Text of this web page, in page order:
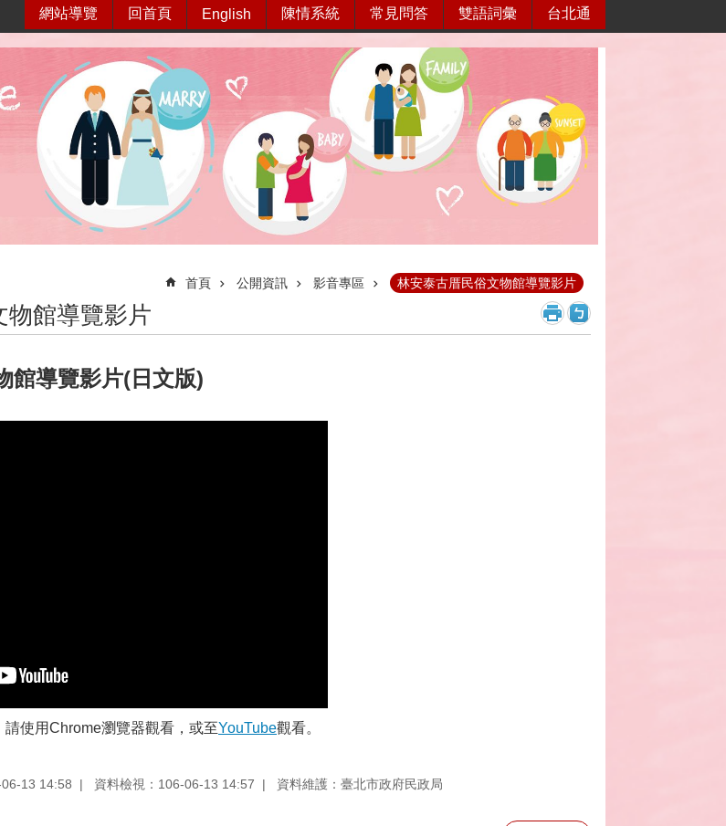
網站導覽 回首頁 English 陳情系統 常見問答 雙語詞彙 台北通
首頁 公開資訊 影音專區 林安泰古厝民俗文物館導覽影片
物館導覽影片
館導覽影片(日文版)
使用Chrome瀏覽器觀看，或至YouTube觀看。
13 14:58 資料檢視：106-06-13 14:57 資料維護：臺北市政府民政局